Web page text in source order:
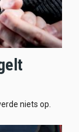
niets op.